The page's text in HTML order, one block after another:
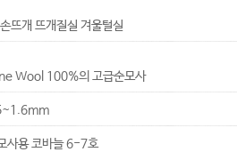
개 뜨개질실 겨울털실
Wool 100%의 고급순모사
사용 코바늘 6-7호